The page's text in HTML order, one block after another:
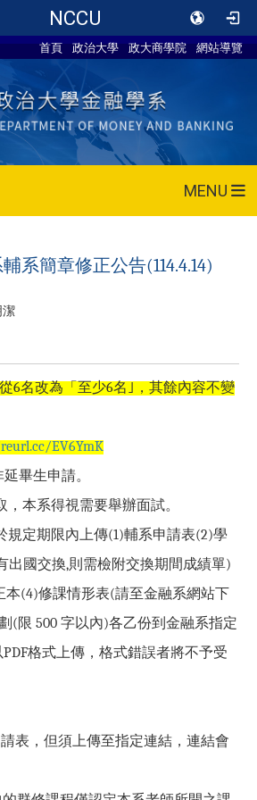
NCCU
首頁 政治大學 政大商學院 網站導覽
MENU
系簡章修正公告(114.4.14)
潔
6名改為「至少6名｣，其餘內容不變
EV6YmK
畢生申請。
，本系得視需要舉辦面試。
規定期限內上傳(1)輔系申請表(2)學
出 國交換,則需檢附交換期間成績單)
本(4)修課情形表(請至金融系網站下
(限 500 字以內)各乙份到金融系指定
PDF格式上傳，格式錯誤者將不予受
表，但須上傳至指定連結 ， 連結會